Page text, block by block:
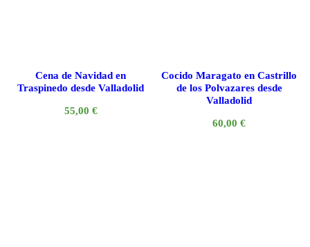
Cena de Navidad en
Traspinedo desde Valladolid
55,00 €
Cocido Maragato en Castrillo
de los Polvazares desde
Valladolid
60,00€